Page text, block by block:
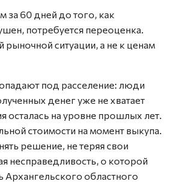
за 60 дней до того, как
потребуется переоценка.
ситуации, а не к ценам
под расселение: люди
денег уже не хватает
осталась на уровне прошлых лет.
стоимости на момент выкупа.
решение, не теряя свои
несправедливость, о которой
Архангельского областного